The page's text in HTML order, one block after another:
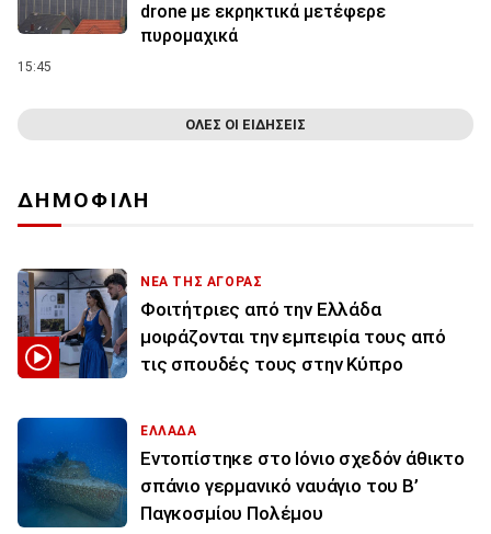
drone με εκρηκτικά μετέφερε
πυρομαχικά
15:45
ΟΛΕΣ ΟΙ ΕΙΔΗΣΕΙΣ
ΔΗΜΟΦΙΛΗ
ΝΕΑ ΤΗΣ ΑΓΟΡΑΣ
Φοιτήτριες από την Ελλάδα
μοιράζονται την εμπειρία τους από
τις σπουδές τους στην Κύπρο
ΕΛΛΑΔΑ
Εντοπίστηκε στο Ιόνιο σχεδόν άθικτο
σπάνιο γερμανικό ναυάγιο του Β’
Παγκοσμίου Πολέμου